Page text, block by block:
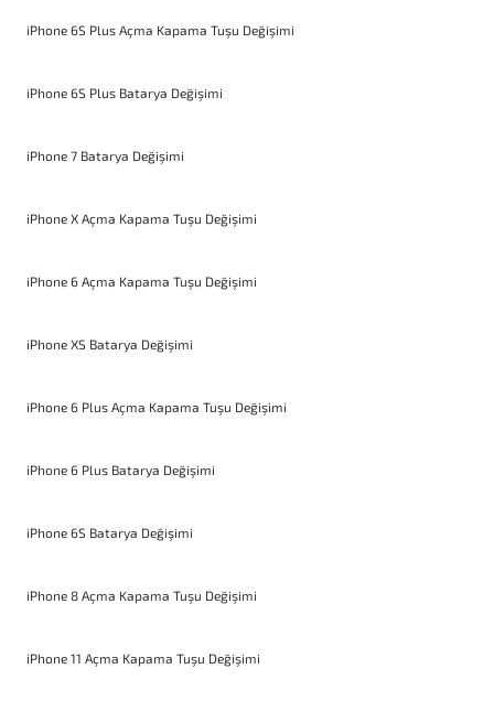
iPhone 6S Plus Açma Kapama Tuşu Değişimi
iPhone 6S Plus Batarya Değişimi
iPhone 7 Batarya Değişimi
iPhone X Açma Kapama Tuşu Değişimi
iPhone 6 Açma Kapama Tuşu Değişimi
iPhone XS Batarya Değişimi
iPhone 6 Plus Açma Kapama Tuşu Değişimi
iPhone 6 Plus Batarya Değişimi
iPhone 6S Batarya Değişimi
iPhone 8 Açma Kapama Tuşu Değişimi
iPhone 11 Açma Kapama Tuşu Değişimi